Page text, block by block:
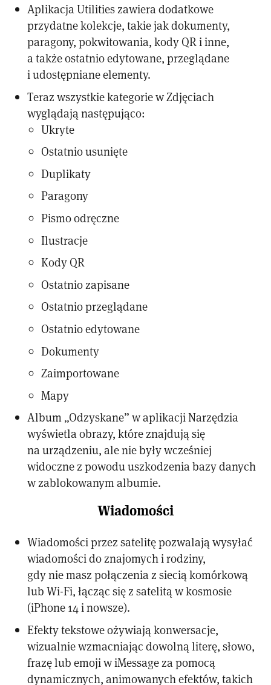
Aplikacja Utilities zawiera dodatkowe
przydatne kolekcje, takie jak dokumenty,
paragony, pokwitowania, kody QR i inne,
a także ostatnio edytowane, przeglądane
i udostępniane elementy.
Teraz wszystkie kategorie w Zdjęciach
wyglądają następująco:
Ukryte
Ostatnio usunięte
Duplikaty
Paragony
Pismo odręczne
Ilustracje
Kody QR
Ostatnio zapisane
Ostatnio przeglądane
Ostatnio edytowane
Dokumenty
Zaimportowane
Mapy
Album „Odzyskane” w aplikacji Narzędzia
wyświetla obrazy, które znajdują się
na urządzeniu, ale nie były wcześniej
widoczne z powodu uszkodzenia bazy danych
w zablokowanym albumie.
Wiadomości
Wiadomości przez satelitę pozwalają wysyłać
wiadomości do znajomych i rodziny,
gdy nie masz połączenia z siecią komórkową
lub Wi-Fi, łącząc się z satelitą w kosmosie
(iPhone 14 i nowsze).
Efekty tekstowe ożywiają konwersacje,
wizualnie wzmacniając dowolną literę, słowo,
frazę lub emoji w iMessage za pomocą
dynamicznych, animowanych efektów, takich